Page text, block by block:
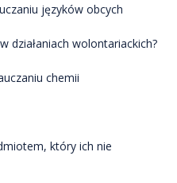
języków obcych
działaniach wolontariackich?
chemii
który ich nie